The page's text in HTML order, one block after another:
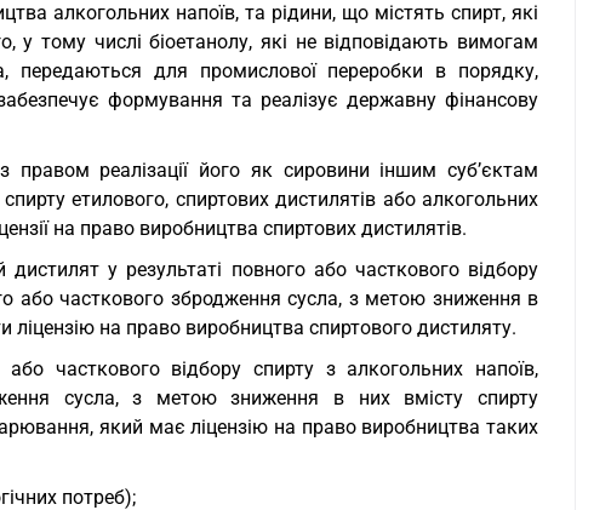
алкогольних напоїв, та рідини, що містять спирт, які
у тому числі біоетанолу, які не відповідають вимогам
передаються для промислової переробки в порядку,
формування та реалізує державну фінансову
реалізації його як сировини іншим суб’єктам
етилового, спиртових дистилятів або алкогольних
на право виробництва спиртових дистилятів.
у результаті повного або часткового відбору
або часткового збродження сусла, з метою зниження в
ліцензію на право виробництва спиртового дистиляту.
часткового відбору спирту з алкогольних напоїв,
сусла, з метою зниження в них вмісту спирту
який має ліцензію на право виробництва таких
потреб);